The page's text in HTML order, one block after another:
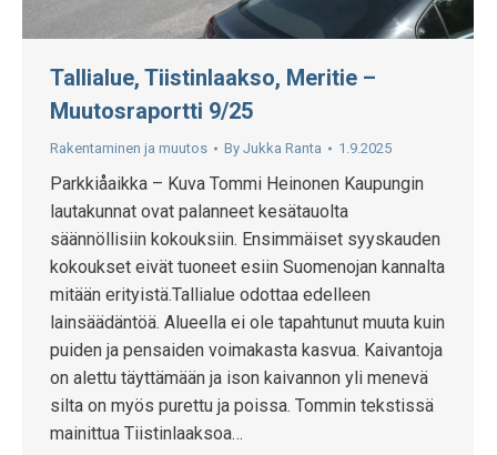
Tallialue, Tiistinlaakso, Meritie –
Muutosraportti 9/25
Rakentaminen ja muutos By Jukka Ranta 1.9.2025
Parkkiåaikka – Kuva Tommi Heinonen Kaupungin
lautakunnat ovat palanneet kesätauolta
säännöllisiin kokouksiin. Ensimmäiset syyskauden
kokoukset eivät tuoneet esiin Suomenojan kannalta
mitään erityistä.Tallialue odottaa edelleen
lainsäädäntöä. Alueella ei ole tapahtunut muuta kuin
puiden ja pensaiden voimakasta kasvua. Kaivantoja
on alettu täyttämään ja ison kaivannon yli menevä
silta on myös purettu ja poissa. Tommin tekstissä
mainittua Tiistinlaaksoa…